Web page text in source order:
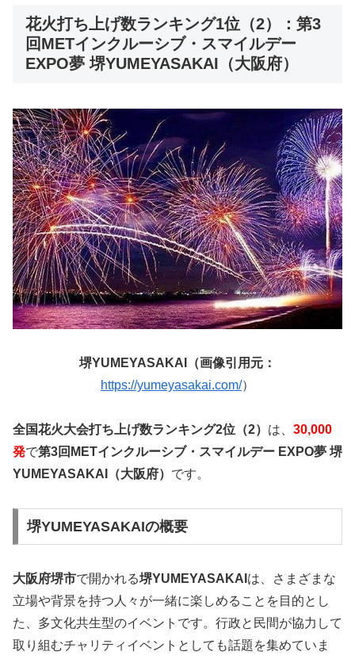
花火打ち上げ数ランキング1位（2）：第3
回METインクルーシブ・スマイルデー
EXPO夢 堺YUMEYASAKAI（大阪府）
堺YUMEYASAKAI（画像引用元：
https://yumeyasakai.com/）
全国花火大会打ち上げ数ランキング2位（2） は、 30,000
発で第3回METインクルーシブ・スマイルデー EXPO夢 堺
YUMEYASAKAI
（大阪府） です。
堺YUMEYASAKAIの概要
大阪府堺市で開かれる堺YUMEYASAKAI は、さまざまな
立場や背景を持つ人々が一緒に楽しめることを目的とし
た、多文化共生型のイベントです。行政と民間が協力して
取り組むチャリティイベントとしても話題を集めていま